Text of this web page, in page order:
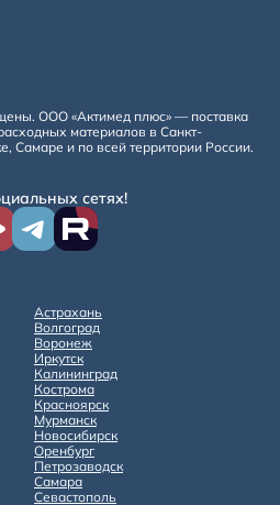
ООО «Актимед плюс» — поставка
материалов в Санкт-
Самаре и по всей территории России.
сетях!
Астрахань
Волгоград
Воронеж
Иркутск
Калининград
Кострома
Красноярск
Мурманск
Новосибирск
Оренбург
Петрозаводск
Самара
Севастополь